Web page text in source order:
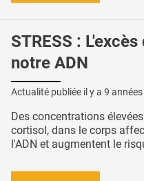
STRESS :
notre ADN
Actualité publiée il y a 9
Des concentrations
cortisol, dans le corps
l'ADN et augmentent le